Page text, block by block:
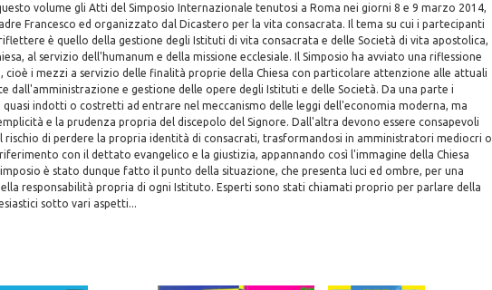
volume gli Atti del Simposio Internazionale tenutosi a Roma nei giorni 8 e 9 marzo 2014,
Francesco ed organizzato dal Dicastero per la vita consacrata. Il tema su cui i partecipanti
è quello della gestione degli Istituti di vita consacrata e delle Società di vita apostolica,
al servizio dell'humanum e della missione ecclesiale. Il Simposio ha avviato una riflessione
cioè i mezzi a servizio delle finalità proprie della Chiesa con particolare attenzione alle attuali
dall'amministrazione e gestione delle opere degli Istituti e delle Società. Da una parte i
quasi indotti o costretti ad entrare nel meccanismo delle leggi dell'economia moderna, ma
e la prudenza propria del discepolo del Signore. Dall'altra devono essere consapevoli
rischio di perdere la propria identità di consacrati, trasformandosi in amministratori mediocri o
con il dettato evangelico e la giustizia, appannando così l'immagine della Chiesa
è stato dunque fatto il punto della situazione, che presenta luci ed ombre, per una
responsabilità propria di ogni Istituto. Esperti sono stati chiamati proprio per parlare della
sotto vari aspetti...